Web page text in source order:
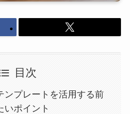
目次
ンプレートを活用する前
いポイント